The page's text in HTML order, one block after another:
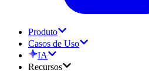
Produto
Casos de Uso
IA
Recursos